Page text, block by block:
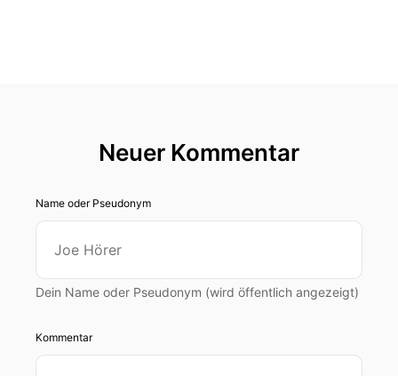
Neuer Kommentar
Name oder Pseudonym
Dein Name oder Pseudonym (wird öffentlich angezeigt)
Kommentar